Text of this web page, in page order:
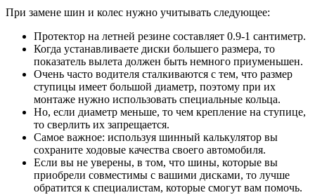
При замене шин и колес нужно учитывать следующее:
Протектор на летней резине составляет 0.9-1 сантиметр.
Когда устанавливаете диски большего размера, то
показатель вылета должен быть немного приуменьшен.
Очень часто водителя сталкиваются с тем, что размер
ступицы имеет большой диаметр, поэтому при их
монтаже нужно использовать специальные кольца.
Но, если диаметр меньше, то чем крепление на ступице,
то сверлить их запрещается.
Самое важное: используя шинный калькулятор вы
сохраните ходовые качества своего автомобиля.
Если вы не уверены, в том, что шины, которые вы
приобрели совместимы с вашими дисками, то лучше
обратится к специалистам, которые смогут вам помочь.